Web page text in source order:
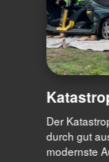
Der
durch gut
modernste